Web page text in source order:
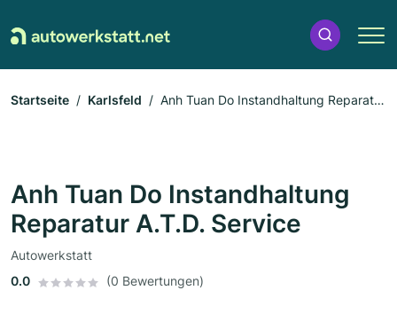
Startseite Karlsfeld
Anh Tuan Do Instandhaltung Reparatur
Anh Tuan Do Instandhaltung
Reparatur A.T.D. Service
Autowerkstatt
0.0
(0 Bewertungen)